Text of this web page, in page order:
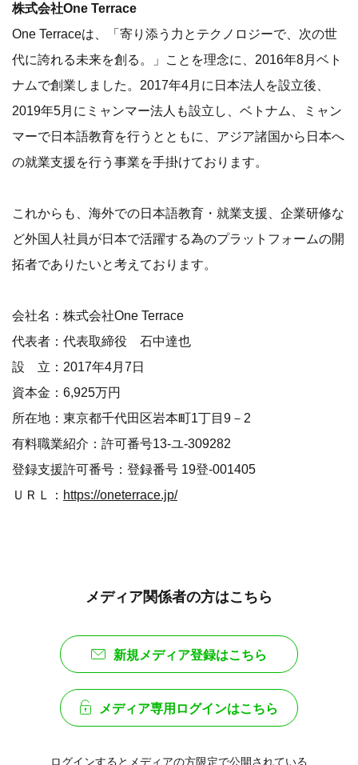
株式会社One Terrace
One Terraceは、「寄り添う力とテクノロジーで、次の世
代に誇れる未来を創る。」ことを理念に、2016年8月ベト
ナムで創業しました。2017年4月に日本法人を設立後、
2019年5月にミャンマー法人も設立し、ベトナム、ミャン
マーで日本語教育を行うとともに、アジア諸国から日本へ
の就業支援を行う事業を手掛けております。
これからも、海外での日本語教育・就業支援、企業研修な
ど外国人社員が日本で活躍する為のプラットフォームの開
拓者でありたいと考えております。
会社名：株式会社One Terrace
代表者：代表取締役 石中達也
設 立：2017年4月7日
資本金：6,925万円
所在地：東京都千代田区岩本町1丁目9－2
有料職業紹介：許可番号13-ユ-309282
登録支援許可番号：登録番号 19登-001405
ＵＲＬ： https://oneterrace.jp/
メディア関係者の方はこちら
新規メディア登録はこちら
メディア専用ログインはこちら
ログインするとメディアの方限定で公開されている